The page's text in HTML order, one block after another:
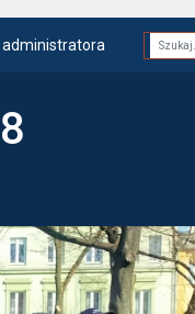
administratora
Fraza